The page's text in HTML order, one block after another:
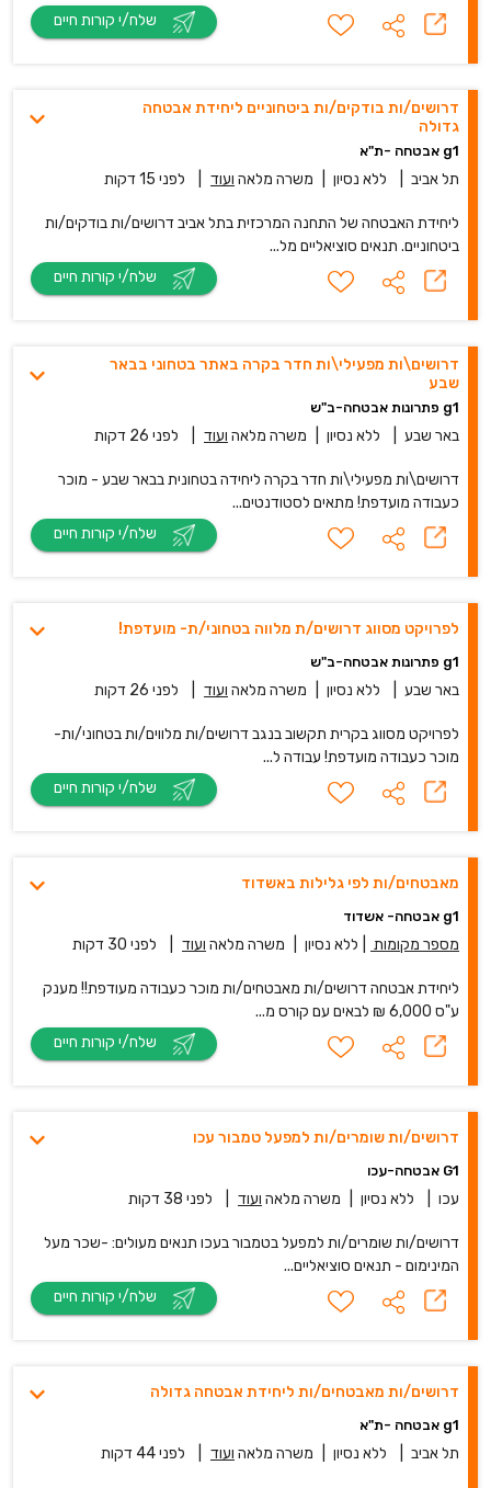
דרושים/ות בודקים/ות ביטחוניים ליחידת אבטחה
גדולה
g1 אבטחה -ת"א
תל אביב ללא נסיון משרה מלאה ועוד לפני 15 דקות
ליחידת האבטחה של התחנה המרכזית בתל אביב דרושים/ות בודקים/ות
ביטחוניים. תנאים סוציאליים מל...
דרושים\ות מפעילי\ות חדר בקרה באתר בטחוני בבאר
שבע
g1 פתרונות אבטחה-ב"ש
באר שבע ללא נסיון משרה מלאה ועוד לפני 26 דקות
דרושים\ות מפעילי\ות חדר בקרה ליחידה בטחונית בבאר שבע - מוכר
כעבודה מועדפת! מתאים לסטודנטים...
לפרויקט מסווג דרושים/ת מלווה בטחוני/ת- מועדפת!
g1 פתרונות אבטחה-ב"ש
באר שבע ללא נסיון משרה מלאה ועוד לפני 26 דקות
לפרויקט מסווג בקרית תקשוב בנגב דרושים/ות מלווים/ות בטחוני/ות-
מוכר כעבודה מועדפת! עבודה ל...
מאבטחים/ות לפי גלילות באשדוד
g1 אבטחה- אשדוד
מספר מקומות ללא נסיון משרה מלאה ועוד לפני 30 דקות
ליחידת אבטחה דרושים/ות מאבטחים/ות מוכר כעבודה מעודפת!! מענק
ע"ס 6,000 ₪ לבאים עם קורס מ...
דרושים/ות שומרים/ות למפעל טמבור עכו
G1 אבטחה-עכו
עכו ללא נסיון משרה מלאה ועוד לפני 38 דקות
דרושים/ות שומרים/ות למפעל בטמבור בעכו תנאים מעולים: -שכר מעל
המינימום - תנאים סוציאליים...
דרושים/ות מאבטחים/ות ליחידת אבטחה גדולה
g1 אבטחה -ת"א
תל אביב ללא נסיון משרה מלאה ועוד לפני 44 דקות